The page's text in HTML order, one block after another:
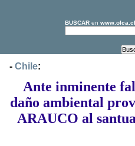
BUSCAR en www.olca.cl
- Chile:
Ante inminente
daño ambiental
ARAUCO al